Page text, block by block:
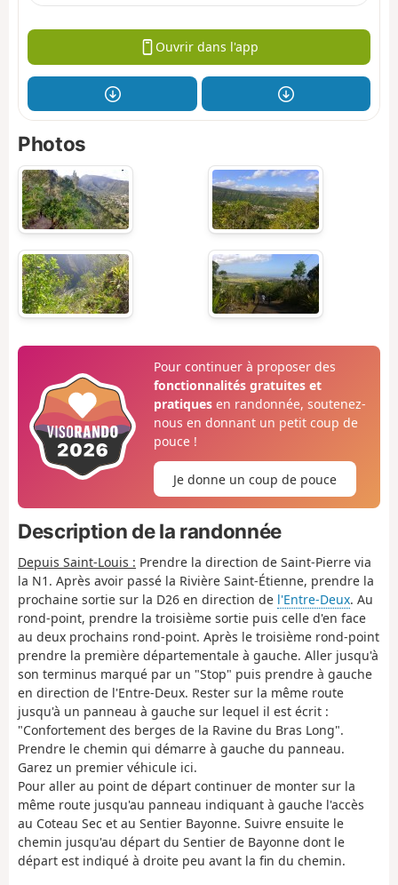
Ouvrir dans l'app
Photos
Pour continuer à proposer des
fonctionnalités gratuites et
pratiquesen randonnée, soutenez-
nous en donnant un petit coup de
pouce !
Je donne un coup de pouce
Description de la randonnée
Depuis Saint-Louis : Prendre la direction de Saint-Pierre via
la N1. Après avoir passé la Rivière Saint-Étienne, prendre la
prochaine sortie sur la D26 en direction de l'Entre-Deux. Au
rond-point, prendre la troisième sortie puis celle d'en face
au deux prochains rond-point. Après le troisième rond-point
prendre la première départementale à gauche. Aller jusqu'à
son terminus marqué par un "Stop" puis prendre à gauche
en direction de l'Entre-Deux. Rester sur la même route
jusqu'à un panneau à gauche sur lequel il est écrit :
"Confortement des berges de la Ravine du Bras Long".
Prendre le chemin qui démarre à gauche du panneau.
Garez un premier véhicule ici.
Pour aller au point de départ continuer de monter sur la
même route jusqu'au panneau indiquant à gauche l'accès
au Coteau Sec et au Sentier Bayonne. Suivre ensuite le
chemin jusqu'au départ du Sentier de Bayonne dont le
départ est indiqué à droite peu avant la fin du chemin.